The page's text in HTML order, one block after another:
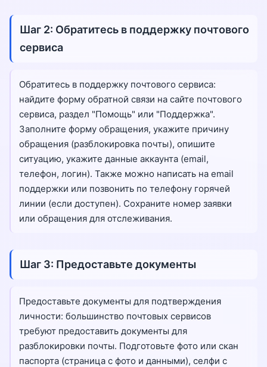
Шаг 2: Обратитесь в поддержку почтового
сервиса
Обратитесь в поддержку почтового сервиса:
найдите форму обратной связи на сайте почтового
сервиса, раздел "Помощь" или "Поддержка".
Заполните форму обращения, укажите причину
обращения (разблокировка почты), опишите
ситуацию, укажите данные аккаунта (email,
телефон, логин). Также можно написать на email
поддержки или позвонить по телефону горячей
линии (если доступен). Сохраните номер заявки
или обращения для отслеживания.
Шаг 3: Предоставьте документы
Предоставьте документы для подтверждения
личности: большинство почтовых сервисов
требуют предоставить документы для
разблокировки почты. Подготовьте фото или скан
паспорта (страница с фото и данными), селфи с